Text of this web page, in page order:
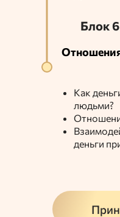
Блок 6
Как
людьми?
деньги